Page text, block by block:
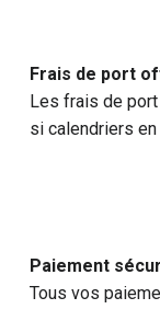
Frais de port
Les frais de
si calendriers
Paiement
Tous vos